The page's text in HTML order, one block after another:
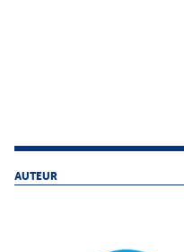
AUTEUR